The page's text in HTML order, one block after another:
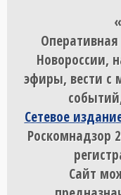
Новороссии,
эфиры, вести с
Сетевое
Роскомнадзор
Сайт